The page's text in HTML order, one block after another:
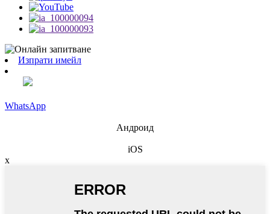
Изпрати имейл
WhatsApp
Андроид
iOS
x